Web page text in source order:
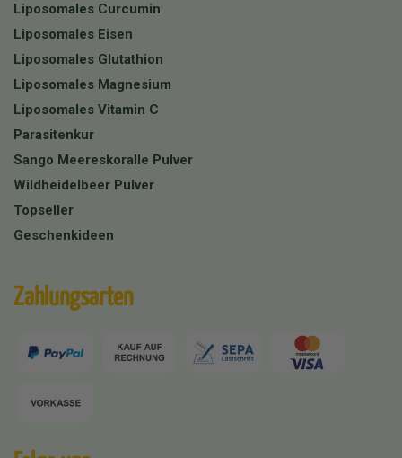
Liposomales Curcumin
Liposomales Eisen
Liposomales Glutathion
Liposomales Magnesium
Liposomales Vitamin C
Parasitenkur
Sango Meereskoralle Pulver
Wildheidelbeer Pulver
Topseller
Geschenkideen
Zahlungsarten